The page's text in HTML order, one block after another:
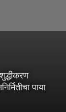
पाया